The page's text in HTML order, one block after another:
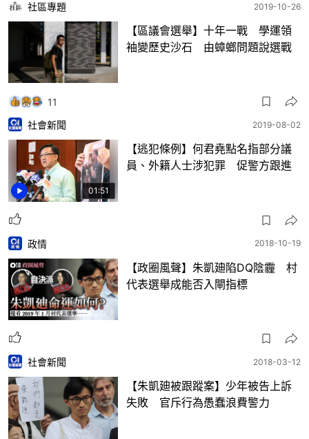
社區專題
2019-10-26
【區議會選舉】十年一戰 學運領
袖變歷史沙石 由蟑螂問題說選戰
11
01:51
社會新聞 2019-08-02
【逃犯條例】何君堯點名指部分議
員、外籍人士涉犯罪 促警方跟進
政情 2018-10-19
【政圈風聲】朱凱廸陷DQ陰霾 村
代表選舉成能否入閘指標
社會新聞 2018-03-12
【朱凱廸被跟蹤案】少年被告上訴
失敗 官斥行為愚蠢浪費警力